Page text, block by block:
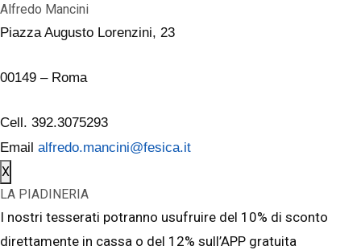
Alfredo Mancini
Piazza Augusto Lorenzini, 23
00149 – Roma
Cell. 392.3075293
Email alfredo.mancini@fesica.it
X
LA PIADINERIA
I nostri tesserati potranno usufruire del 10% di sconto
direttamente in cassa o del 12% sull’APP gratuita